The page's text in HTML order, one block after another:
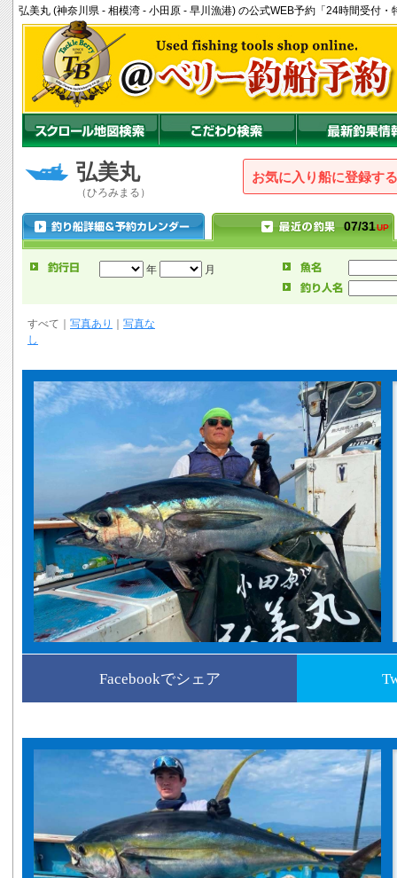
弘美丸 (神奈川県 - 相模湾 - 小田原 - 早川漁港) の公式WEB予約「24時間受付・
弘美丸
（ひろみまる）
お気に入り船に登録
07/31UP
年 月
すべて 写真あり
写真な
し
Facebookでシェア